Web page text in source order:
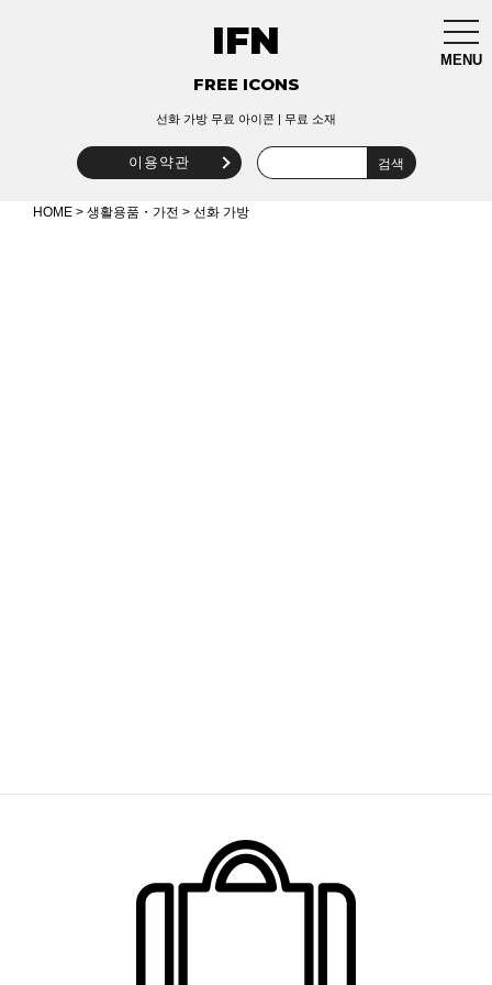
MENU
IFN
FREE ICONS
선화 가방 무료 아이콘 | 무료 소재
이용약관
HOME > 생활용품・가전 > 선화 가방